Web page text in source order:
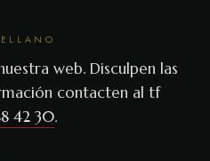
web. Disculpen las
contacten al tf
42 30.